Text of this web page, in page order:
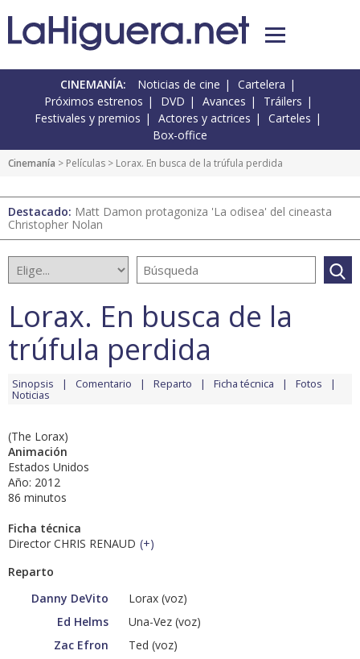
CINEMANÍA: Noticias de cine
Cartelera
Próximos estrenos
DVD Avances
Tráilers
Festivales y premios
Actores y actrices
Carteles
Box-office
Cinemanía > Películas > Lorax. En busca de la trúfula perdida
Destacado: Matt Damon protagoniza 'La odisea' del cineasta
Christopher Nolan
Lorax. En busca de la
trúfula perdida
Sinopsis Comentario Reparto Ficha técnica Fotos
Noticias
(The Lorax)
Animación
Estados Unidos
Año: 2012
86 minutos
Ficha técnica
Director CHRIS RENAUD (+)
Reparto
Danny DeVito
Lorax (voz)
Ed Helms
Una-Vez (voz)
Zac Efron
Ted (voz)